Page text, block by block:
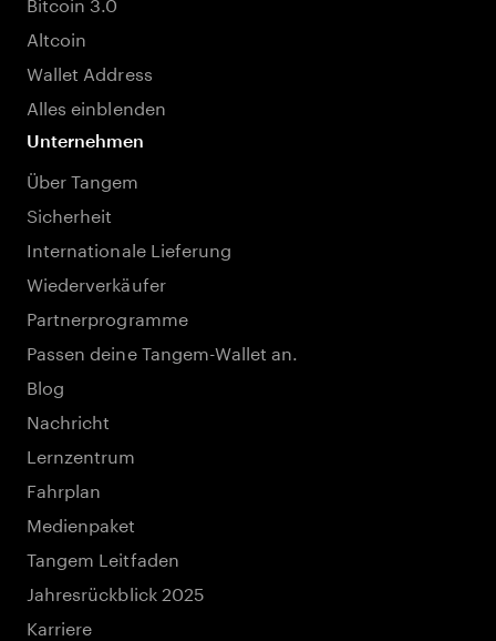
Altcoin
Wallet Address
Alles einblenden
Unternehmen
Über Tangem
Sicherheit
Internationale Lieferung
Wiederverkäufer
Partnerprogramme
Passen deine Tangem-Wallet an.
Blog
Nachricht
Lernzentrum
Fahrplan
Medienpaket
Tangem Leitfaden
Jahresrückblick 2025
Karriere